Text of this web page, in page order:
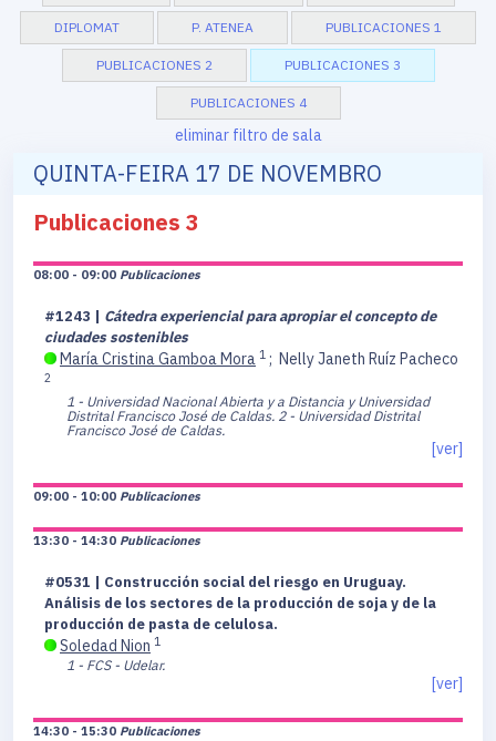
DIPLOMAT P. ATENEA PUBLICACIONES 1
PUBLICACIONES 2 PUBLICACIONES 3
PUBLICACIONES 4
eliminar filtro de sala
QUINTA-FEIRA 17 DE NOVEMBRO
Publicaciones 3
08:00 - 09:00 Publicaciones
#1243 | Cátedra experiencial para apropiar el concepto de
ciudades sostenibles
María Cristina Gamboa Mora 1 ; Nelly Janeth Ruíz Pacheco
2
1 - Universidad Nacional Abierta y a Distancia y Universidad
Distrital Francisco José de Caldas. 2 - Universidad Distrital
Francisco José de Caldas.
[ver]
09:00 - 10:00 Publicaciones
13:30 - 14:30 Publicaciones
#0531 | Construcción social del riesgo en Uruguay.
Análisis de los sectores de la producción de soja y de la
producción de pasta de celulosa.
Soledad Nion 1
1 - FCS - Udelar.
[ver]
14:30 - 15:30 Publicaciones